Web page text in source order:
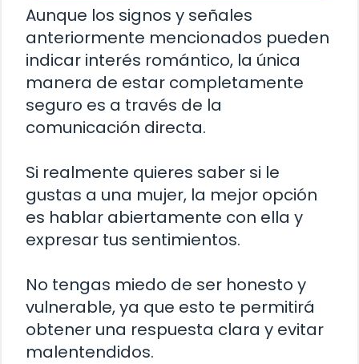
Aunque los signos y señales
anteriormente mencionados pueden
indicar interés romántico, la única
manera de estar completamente
seguro es a través de la
comunicación directa.
Si realmente quieres saber si le
gustas a una mujer, la mejor opción
es hablar abiertamente con ella y
expresar tus sentimientos.
No tengas miedo de ser honesto y
vulnerable, ya que esto te permitirá
obtener una respuesta clara y evitar
malentendidos.